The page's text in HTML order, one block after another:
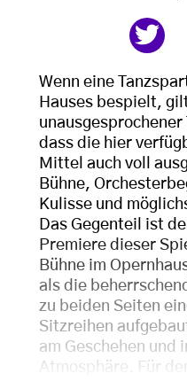
Wenn eine
Hauses bespielt,
dass die hier
Mittel auch voll
Bühne,
Kulisse und
Das Gegenteil ist
Premiere dieser
Bühne im
als die
zu beiden Seiten
Sitzreihen
am Geschehen und
Atmosphäre. Für den